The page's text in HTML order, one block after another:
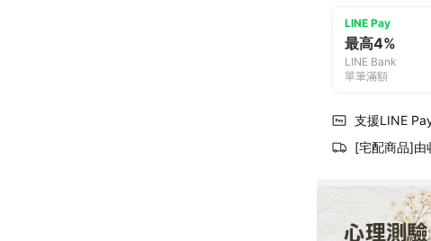
LINE Pay
最高4%
LINE Bank
單筆滿額
支援LINE
[宅配商品]由